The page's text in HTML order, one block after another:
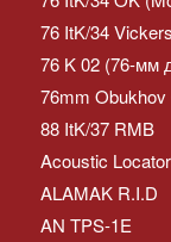
76 ItK/34 Vickers
76 K 02 (76-мм
76mm
88 ItK/37 RMB
Acoustic
ALAMAK R.I.D
AN TPS-1E